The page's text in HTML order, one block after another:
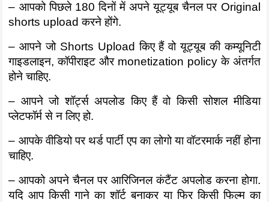
– आपको पिछले 180 दिनों में अपने यूट्यूब चैनल पर Original
shorts upload करने होंगे.
– आपने जो Shorts Upload किए हैं वो यूट्यूब की कम्यूनिटी
गाइडलाइन, कॉपीराइट और monetization policy के अंतर्गत
होने चाहिए.
– आपने जो शॉर्ट्स अपलोड किए हैं वो किसी सोशल मीडिया
प्लेटफॉर्म से न लिए हो.
– आपके वीडियो पर थर्ड पार्टी एप का लोगो या वॉटरमार्क नहीं होना
चाहिए.
– आपको अपने चैनल पर आरिजिनल कंटैंट अपलोड करना होगा.
यदि आप किसी गाने का शॉर्ट बनाकर या फिर किसी फिल्म का